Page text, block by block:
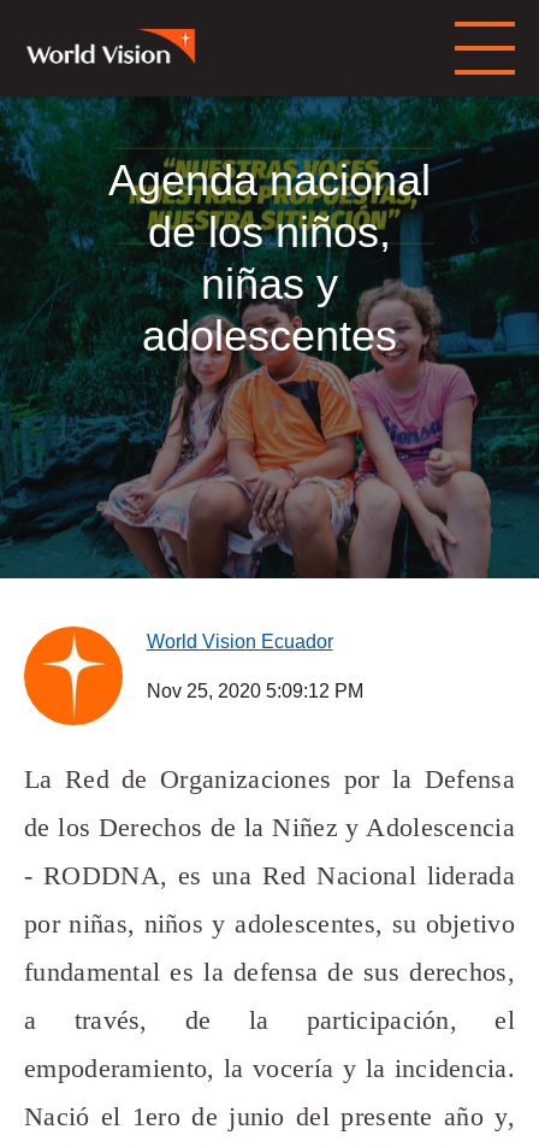
Agenda nacional
de los niños,
niñas y
adolescentes
World Vision Ecuador
Nov 25, 2020 5:09:12 PM
La Red de Organizaciones por la Defensa
de los Derechos de la Niñez y Adolescencia
- RODDNA, es una Red Nacional liderada
por niñas, niños y adolescentes, su objetivo
fundamental es la defensa de sus derechos,
a través, de la participación, el
empoderamiento, la vocería y la incidencia.
Nació el 1ero de junio del presente año y,